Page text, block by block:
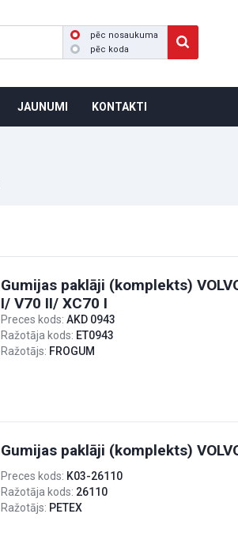
pēc nosaukuma
pēc koda
JAUNUMI KONTAKTI
Gumijas paklāji (komplekts)
I/ V70 II/ XC70 I
Preces kods: AKD 0943
Ražotāja kods: ET0943
Ražotājs: FROGUM
Gumijas paklāji (komplekts)
Preces kods: K03-26110
Ražotāja kods: 26110
Ražotājs: PETEX